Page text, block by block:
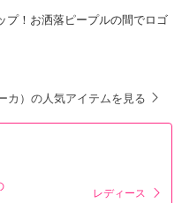
プ！お洒落ピープルの間でロゴ
カ）の人気アイテムを見る
レディース